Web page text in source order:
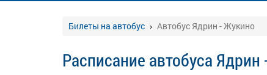
Билеты на автобус Автобус Ядрин - Жукино
Расписание автобуса